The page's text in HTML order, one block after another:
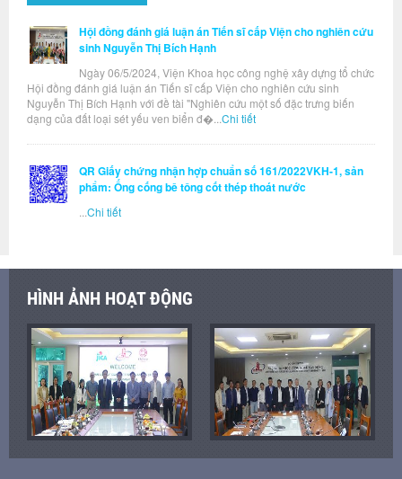
Hội đồng đánh giá luận án Tiến sĩ cấp Viện cho nghiên cứu
sinh Nguyễn Thị Bích Hạnh
Ngày 06/5/2024, Viện Khoa học công nghệ xây dựng tổ chức
Hội đồng đánh giá luận án Tiến sĩ cấp Viện cho nghiên cứu sinh
Nguyễn Thị Bích Hạnh với đề tài "Nghiên cứu một số đặc trưng biến
dạng của đất loại sét yếu ven biển đ�... Chi tiết
QR Giấy chứng nhận hợp chuẩn số 161/2022VKH-1, sản
phẩm: Ống cống bê tông cốt thép thoát nước
Chi tiết
HÌNH ẢNH HOẠT ĐỘNG